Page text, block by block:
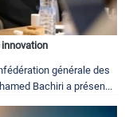
innovation
générale des
Bachiri a présen...